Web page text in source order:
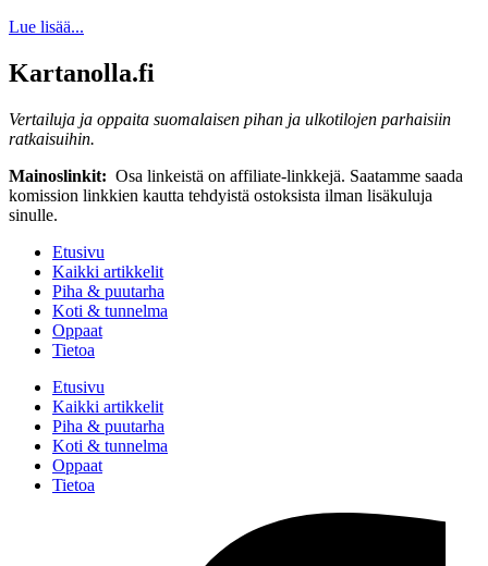
Lue lisää...
Kartanolla.fi
Vertailuja ja oppaita suomalaisen pihan ja ulkotilojen parhaisiin
ratkaisuihin.
Mainoslinkit: Osa linkeistä on affiliate-linkkejä. Saatamme saada
komission linkkien kautta tehdyistä ostoksista ilman lisäkuluja
sinulle.
Etusivu
Kaikki artikkelit
Piha & puutarha
Koti & tunnelma
Oppaat
Tietoa
Etusivu
Kaikki artikkelit
Piha & puutarha
Koti & tunnelma
Oppaat
Tietoa